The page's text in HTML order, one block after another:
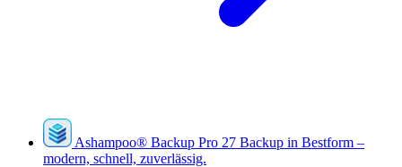
Ashampoo® Backup Pro 27 Backup in Bestform –
modern, schnell, zuverlässig.